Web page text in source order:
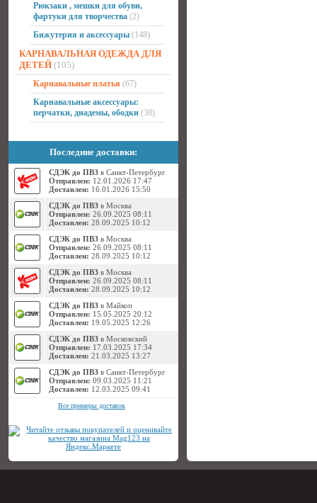
Рюкзаки , мешки для обуви,
фартуки для творчества (2)
Бижутерия и аксессуары (148)
КАРНАВАЛЬНАЯ ОДЕЖДА ДЛЯ
ДЕТЕЙ (105)
Карнавальные платья (67)
Карнавальные аксессуары:
перчатки, диадемы, ободки (38)
Последние доставки:
СДЭК до ПВЗ в Санкт-Петербург
Отправлен: 12.01.2026 17:47
Доставлен: 16.01.2026 15:50
СДЭК до ПВЗ в Москва
Отправлен: 26.09.2025 08:11
Доставлен: 28.09.2025 10:12
СДЭК до ПВЗ в Москва
Отправлен: 26.09.2025 08:11
Доставлен: 28.09.2025 10:12
СДЭК до ПВЗ в Москва
Отправлен: 26.09.2025 08:11
Доставлен: 28.09.2025 10:12
СДЭК до ПВЗ в Майкоп
Отправлен: 15.05.2025 20:12
Доставлен: 19.05.2025 12:26
СДЭК до ПВЗ в Московский
Отправлен: 17.03.2025 17:34
Доставлен: 21.03.2025 13:27
СДЭК до ПВЗ в Санкт-Петербург
Отправлен: 09.03.2025 11:21
Доставлен: 12.03.2025 09:41
Все примеры доставок